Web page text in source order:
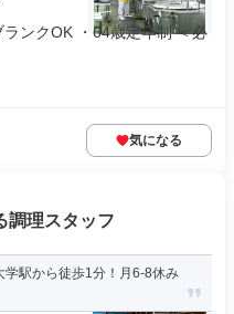
ンクOK ・64歳定年制 ＜必
気になる
調理スタッフ
学駅から徒歩1分！月6-8休み